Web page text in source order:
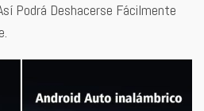
Podrá Deshacerse Fácilmente